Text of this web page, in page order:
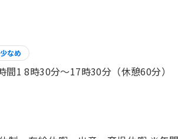
なめ
間1 8時30分〜17時30分（休憩60分）